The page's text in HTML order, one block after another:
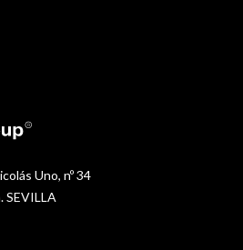
Uno, nº 34
SEVILLA